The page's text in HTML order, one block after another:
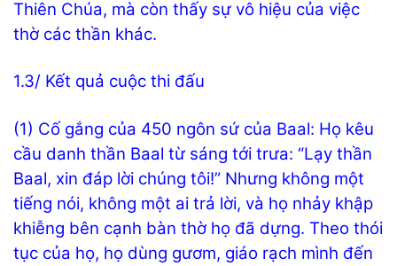
Thiên Chúa, mà còn thấy sự vô hiệu của việc
thờ các thần khác.
1.3/ Kết quả cuộc thi đấu
(1) Cố gắng của 450 ngôn sứ của Baal: Họ kêu
cầu danh thần Baal từ sáng tới trưa: “Lạy thần
Baal, xin đáp lời chúng tôi!” Nhưng không một
tiếng nói, không một ai trả lời, và họ nhảy khập
khiễng bên cạnh bàn thờ họ đã dựng. Theo thói
tục của họ, họ dùng gươm, giáo rạch mình đến